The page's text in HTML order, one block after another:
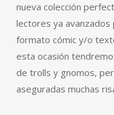
nueva colección
lectores ya
formato cómic y/o
esta ocasión
de trolls y gnomos,
aseguradas muchas